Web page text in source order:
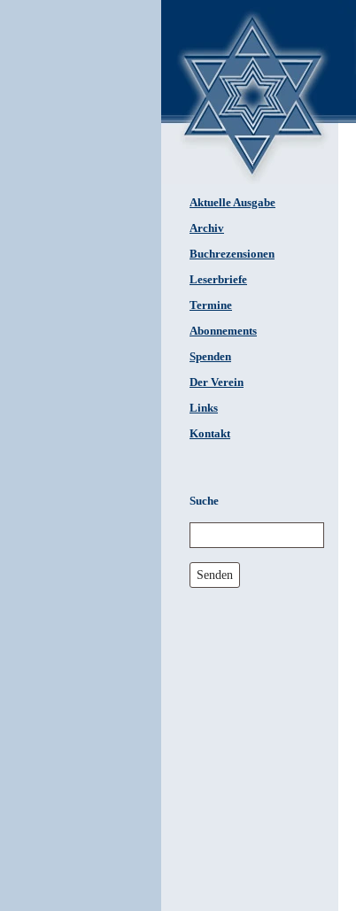
Aktuelle Ausgabe
Archiv
Buchrezensionen
Leserbriefe
Termine
Abonnements
Spenden
Der Verein
Links
Kontakt
Suche
Senden